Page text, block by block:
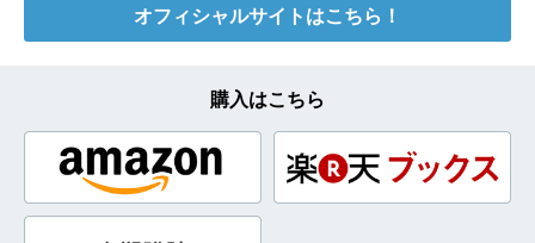
オフィシャルサイトはこちら！
購入はこちら